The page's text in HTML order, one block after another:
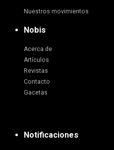
Nuestros movimientos
Nobis
Acerca de
Artículos
Revistas
Contacto
Gacetas
Notificaciones